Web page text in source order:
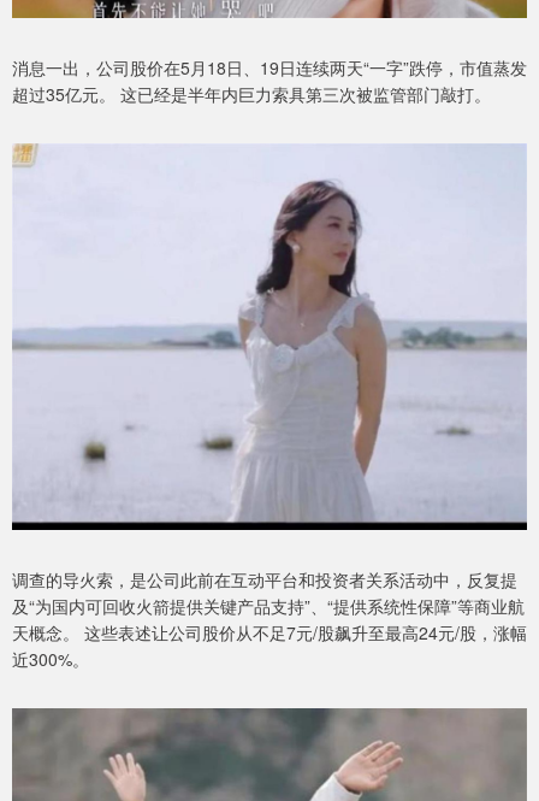
消息一出，公司股价在5月18日、19日连续两天“一字”跌停，市值蒸发
超过35亿元。 这已经是半年内巨力索具第三次被监管部门敲打。
调查的导火索，是公司此前在互动平台和投资者关系活动中，反复提
及“为国内可回收火箭提供关键产品支持”、“提供系统性保障”等商业航
天概念。 这些表述让公司股价从不足7元/股飙升至最高24元/股，涨幅
近300%。